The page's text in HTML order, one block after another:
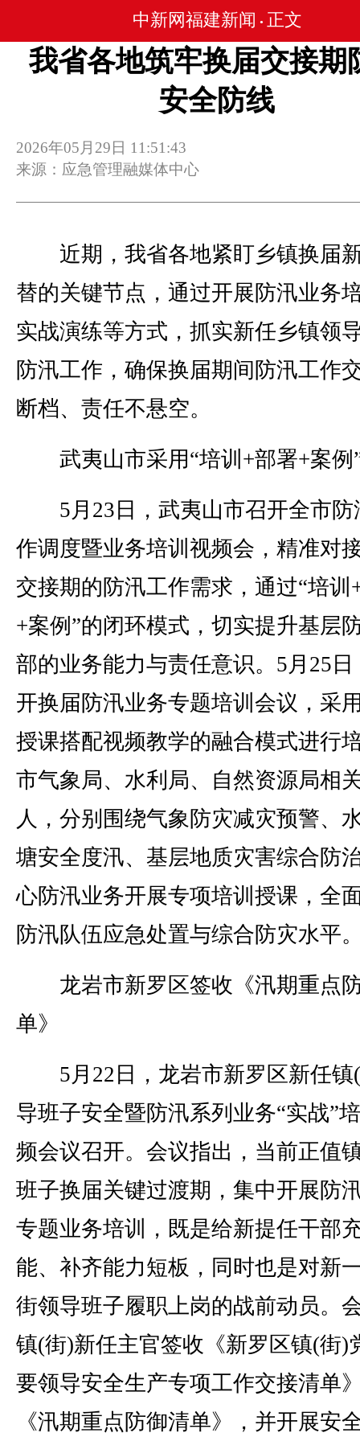
中新网福建新闻 • 正文
我省各地筑牢换届交接期
安全防线
2026年05月29日 11:51:43
来源：应急管理融媒体中心
近期，我省各地紧盯乡镇换届
替的关键节点，通过开展防汛业务
实战演练等方式，抓实新任乡镇领
防汛工作，确保换届期间防汛工作
断档、责任不悬空。
武夷山市采用“培训+部署+案例
5月23日，武夷山市召开全市防
作调度暨业务培训视频会，精准对
交接期的防汛工作需求，通过“培训
+案例”的闭环模式，切实提升基层
部的业务能力与责任意识。5月25日
开换届防汛业务专题培训会议，采
授课搭配视频教学的融合模式进行
市气象局、水利局、自然资源局相
人，分别围绕气象防灾减灾预警、
塘安全度汛、基层地质灾害综合防
心防汛业务开展专项培训授课，全
防汛队伍应急处置与综合防灾水平
龙岩市新罗区签收《汛期重点
单》
5月22日，龙岩市新罗区新任镇
导班子安全暨防汛系列业务“实战”
频会议召开。会议指出，当前正值
班子换届关键过渡期，集中开展防
专题业务培训，既是给新提任干部
能、补齐能力短板，同时也是对新
街领导班子履职上岗的战前动员。
镇(街)新任主官签收《新罗区镇(街)
要领导安全生产专项工作交接清单
《汛期重点防御清单》，并开展安